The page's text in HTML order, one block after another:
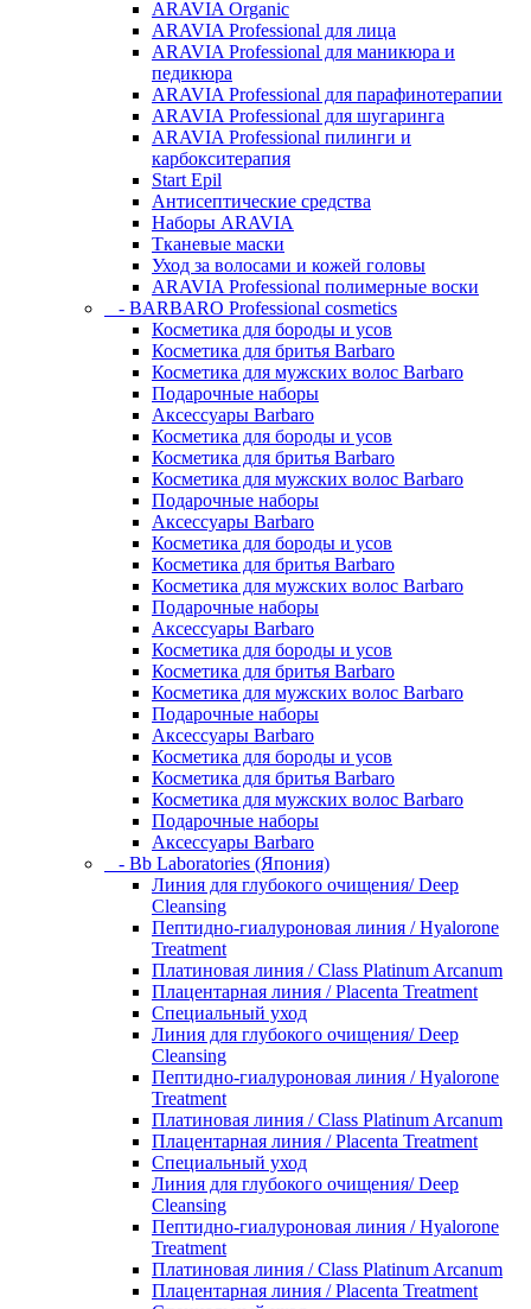
ARAVIA Organic
ARAVIA Professional для лица
ARAVIA Professional для маникюра и
педикюра
ARAVIA Professional для парафинотерапии
ARAVIA Professional для шугаринга
ARAVIA Professional пилинги и
карбокситерапия
Start Epil
Антисептические средства
Наборы ARAVIA
Тканевые маски
Уход за волосами и кожей головы
ARAVIA Professional полимерные воски
- BARBARO Professional cosmetics
Косметика для бороды и усов
Косметика для бритья Barbaro
Косметика для мужских волос Barbaro
Подарочные наборы
Аксессуары Barbaro
Косметика для бороды и усов
Косметика для бритья Barbaro
Косметика для мужских волос Barbaro
Подарочные наборы
Аксессуары Barbaro
Косметика для бороды и усов
Косметика для бритья Barbaro
Косметика для мужских волос Barbaro
Подарочные наборы
Аксессуары Barbaro
Косметика для бороды и усов
Косметика для бритья Barbaro
Косметика для мужских волос Barbaro
Подарочные наборы
Аксессуары Barbaro
Косметика для бороды и усов
Косметика для бритья Barbaro
Косметика для мужских волос Barbaro
Подарочные наборы
Аксессуары Barbaro
- Bb Laboratories (Япония)
Линия для глубокого очищения/ Deep
Cleansing
Пептидно-гиалуроновая линия / Hyalorone
Treatment
Платиновая линия / Class Platinum Arcanum
Плацентарная линия / Placenta Treatment
Специальный уход
Линия для глубокого очищения/ Deep
Cleansing
Пептидно-гиалуроновая линия / Hyalorone
Treatment
Платиновая линия / Class Platinum Arcanum
Плацентарная линия / Placenta Treatment
Специальный уход
Линия для глубокого очищения/ Deep
Cleansing
Пептидно-гиалуроновая линия / Hyalorone
Treatment
Платиновая линия / Class Platinum Arcanum
Плацентарная линия / Placenta Treatment